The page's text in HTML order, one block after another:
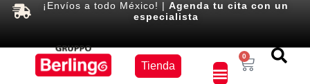
¡Envíos a todo México! |Agenda tu cita con un
especialista
Tienda
0